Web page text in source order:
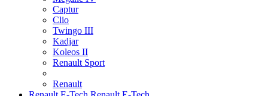
Captur
Clio
Twingo III
Kadjar
Koleos II
Renault Sport
Renault